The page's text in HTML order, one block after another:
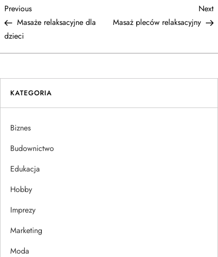
N
a
w
i
g
a
c
a
w
p
Previous
Post
Previous
Masaże relaksacyjne dla
dzieci
Next
Masaż pleców relaksacyjny
KATEGORIA
Biznes
Budownictwo
Edukacja
Hobby
Imprezy
Marketing
Moda